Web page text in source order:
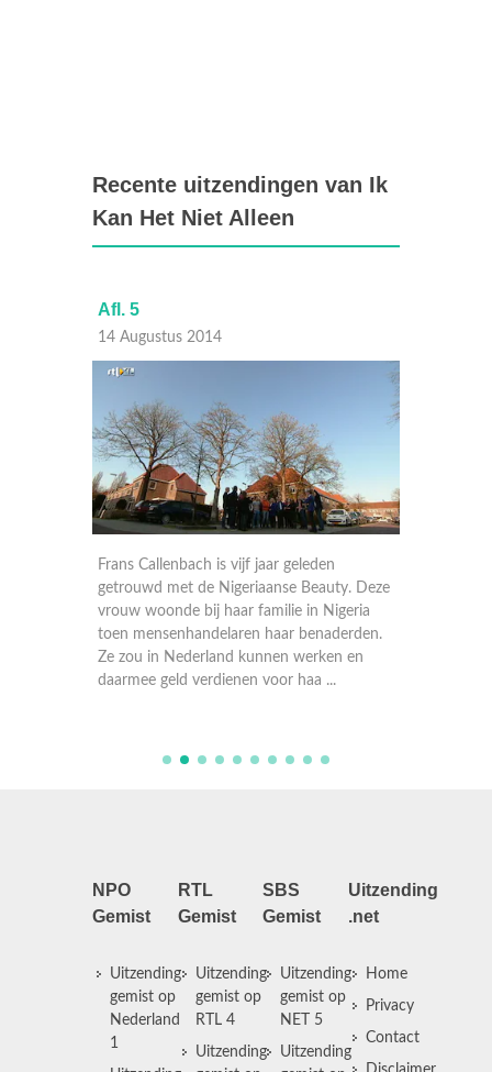
Recente uitzendingen van Ik
Kan Het Niet Alleen
Afl. 5
14 Augustus 2014
Frans Callenbach is vijf jaar geleden
getrouwd met de Nigeriaanse Beauty. Deze
vrouw woonde bij haar familie in Nigeria
toen mensenhandelaren haar benaderden.
Ze zou in Nederland kunnen werken en
daarmee geld verdienen voor haa ...
NPO
Gemist
Uitzending
gemist op
Nederland
1
RTL
Gemist
Uitzending
gemist op
RTL 4
Uitzending
SBS
Gemist
Uitzending
gemist op
NET 5
Uitzending
Uitzending
.net
Home
Privacy
Contact